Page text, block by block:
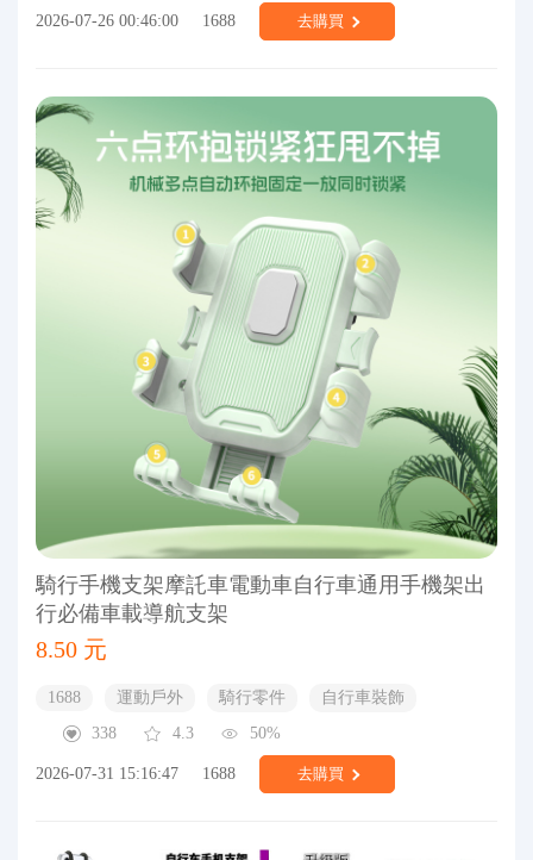
2026-07-26 00:46:00 1688 去購買
騎行手機支架摩託車電動車自行車通用手機架出
行必備車載導航支架
8.50 元
1688 運動戶外 騎行零件
自行車裝飾
338
4.3 50%
2026-07-31 15:16:47 1688 去購買